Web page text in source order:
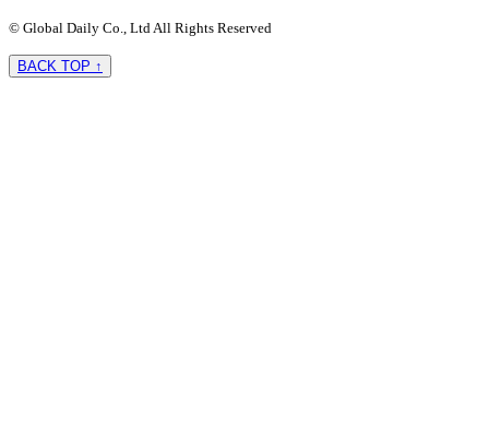
© Global Daily Co., Ltd All Rights Reserved
BACK TOP ↑